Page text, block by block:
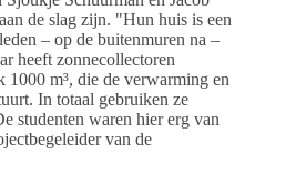
de slag zijn. "Hun huis is een
– op de buitenmuren na –
heeft zonnecollectoren
1000 m³, die de verwarming en
In totaal gebruiken ze
studenten waren hier erg van
van de